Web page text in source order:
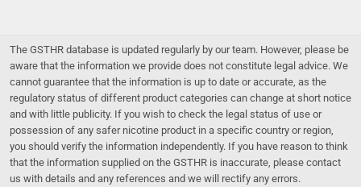
The GSTHR database is updated regularly by our team. However, please be
aware that the information we provide does not constitute legal advice. We
cannot guarantee that the information is up to date or accurate, as the
regulatory status of different product categories can change at short notice
and with little publicity. If you wish to check the legal status of use or
possession of any safer nicotine product in a specific country or region,
you should verify the information independently. If you have reason to think
that the information supplied on the GSTHR is inaccurate, please contact
us with details and any references and we will rectify any errors.